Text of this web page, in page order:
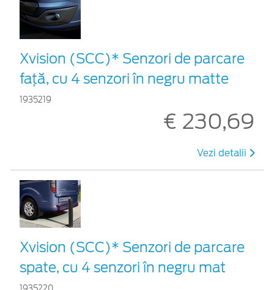
Xvision (SCC)* Senzori de parcare
faţă, cu 4 senzori în negru matte
1935219
€ 230,69
Vezi detalii
Xvision (SCC)* Senzori de parcare
spate, cu 4 senzori în negru mat